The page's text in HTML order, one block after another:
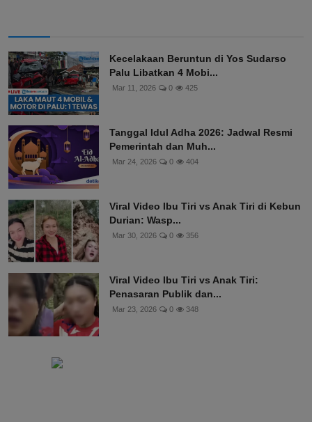
Kecelakaan Beruntun di Yos Sudarso
Palu Libatkan 4 Mobi...
Mar 11, 2026 0 425
Tanggal Idul Adha 2026: Jadwal Resmi
Pemerintah dan Muh...
Mar 24, 2026 0 404
Viral Video Ibu Tiri vs Anak Tiri di Kebun
Durian: Wasp...
Mar 30, 2026 0 356
Viral Video Ibu Tiri vs Anak Tiri:
Penasaran Publik dan...
Mar 23, 2026 0 348